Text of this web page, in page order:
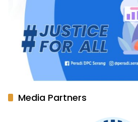
Media Partners